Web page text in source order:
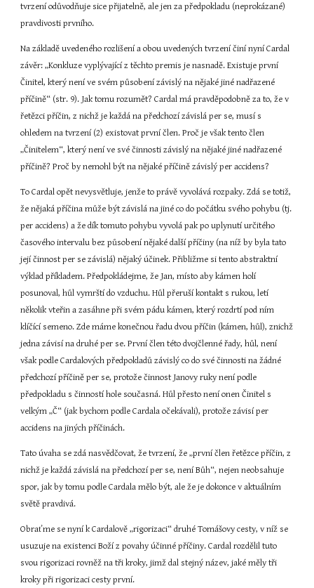
tvrzení odůvodňuje sice přijatelně, ale jen za předpokladu (neprokázané)
pravdivosti prvního.
Na základě uvedeného rozlišení a obou uvedených tvrzení činí nyní Cardal
závěr: „Konkluze vyplývající z těchto premis je nasnadě. Existuje první
Činitel, který není ve svém působení závislý na nějaké jiné nadřazené
příčině“ (str. 9). Jak tomu rozumět? Cardal má pravděpodobně za to, že v
řetězci příčin, z nichž je každá na předchozí závislá per se, musí s
ohledem na tvrzení (2) existovat první člen. Proč je však tento člen
„Činitelem“, který není ve své činnosti závislý na nějaké jiné nadřazené
příčině? Proč by nemohl být na nějaké příčině závislý per accidens?
To Cardal opět nevysvětluje, jenže to právě vyvolává rozpaky. Zdá se totiž,
že nějaká příčina může být závislá na jiné co do počátku svého pohybu (tj.
per accidens) a že dík tomuto pohybu vyvolá pak po uplynutí určitého
časového intervalu bez působení nějaké další příčiny (na níž by byla tato
její činnost per se závislá) nějaký účinek. Přibližme si tento abstraktní
výklad příkladem. Předpokládejme, že Jan, místo aby kámen holí
posunoval, hůl vymrští do vzduchu. Hůl přeruší kontakt s rukou, letí
několik vteřin a zasáhne při svém pádu kámen, který rozdrtí pod ním
klíčící semeno. Zde máme konečnou řadu dvou příčin (kámen, hůl), znichž
jedna závisí na druhé per se. První člen této dvojčlenné řady, hůl, není
však podle Cardalových předpokladů závislý co do své činnosti na žádné
předchozí příčině per se, protože činnost Janovy ruky není podle
předpokladu s činností hole současná. Hůl přesto není onen Činitel s
velkým „Č“ (jak bychom podle Cardala očekávali), protože závisí per
accidens na jiných příčinách.
Tato úvaha se zdá nasvědčovat, že tvrzení, že „první člen řetězce příčin, z
nichž je každá závislá na předchozí per se, není Bůh“, nejen neobsahuje
spor, jak by tomu podle Cardala mělo být, ale že je dokonce v aktuálním
světě pravdivá.
Obraťme se nyní k Cardalově „rigorizaci“ druhé Tomášovy cesty, v níž se
usuzuje na existenci Boží z povahy účinné příčiny. Cardal rozdělil tuto
svou rigorizaci rovněž na tři kroky, jimž dal stejný název, jaké měly tři
kroky při rigorizaci cesty první.